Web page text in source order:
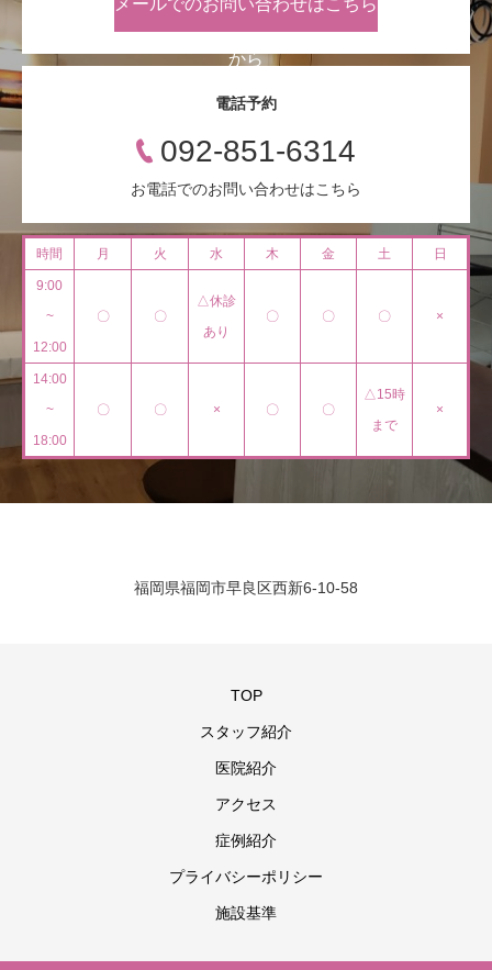
メールでのお問い合わせはこちら
から
電話予約
092-851-6314
お電話でのお問い合わせはこちら
時間 月 火 水 木 金 土 日
9:00
~
12:00
〇 〇
△休診
あり
〇 〇 〇 ×
14:00
~
18:00
〇 〇 × 〇 〇
△15時
まで
×
福岡県福岡市早良区西新6-10-58
TOP
スタッフ紹介
医院紹介
アクセス
症例紹介
プライバシーポリシー
施設基準